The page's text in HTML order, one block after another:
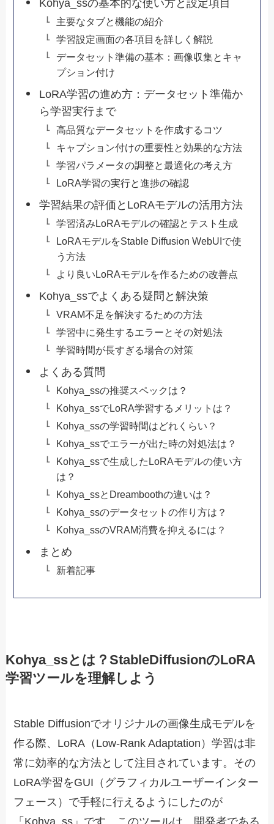
Kohya_ssの基本的な使い方と設定項目
主要なタブと機能の紹介
学習設定画面の各項目を詳しく解説
データセット準備の基本：画像収集とキャ
プション付け
LoRA学習の進め方：データセット準備か
ら学習実行まで
高品質なデータセットを作成するコツ
キャプション付けの重要性と効果的な方法
学習パラメータの調整と最適化の考え方
LoRA学習の実行と進捗の確認
学習結果の評価とLoRAモデルの活用方法
学習済みLoRAモデルの確認とテスト生成
LoRAモデルをStable Diffusion WebUIで使
う方法
より良いLoRAモデルを作るための改善点
Kohya_ssでよくある疑問と解決策
VRAM不足を解決するための方法
学習中に発生するエラーとその対処法
学習時間が長すぎる場合の対策
よくある質問
Kohya_ssの推奨スペックは？
Kohya_ssでLoRA学習するメリットは？
Kohya_ssの学習時間はどれくらい？
Kohya_ssでエラーが出た時の対処法は？
Kohya_ssで生成したLoRAモデルの使い方
は？
Kohya_ssとDreamboothの違いは？
Kohya_ssのデータセットの作り方は？
Kohya_ssのVRAM消費を抑えるには？
まとめ
新着記事
Kohya_ssとは？StableDiffusionのLoRA
学習ツールを理解しよう
Stable Diffusionでオリジナルの画像生成モデルを
作る際、LoRA（Low-Rank Adaptation）学習は非
常に効率的な方法として注目されています。その
LoRA学習をGUI（グラフィカルユーザーインター
フェース）で手軽に行えるようにしたのが
「Kohya_ss」です。このツールは、開発者である